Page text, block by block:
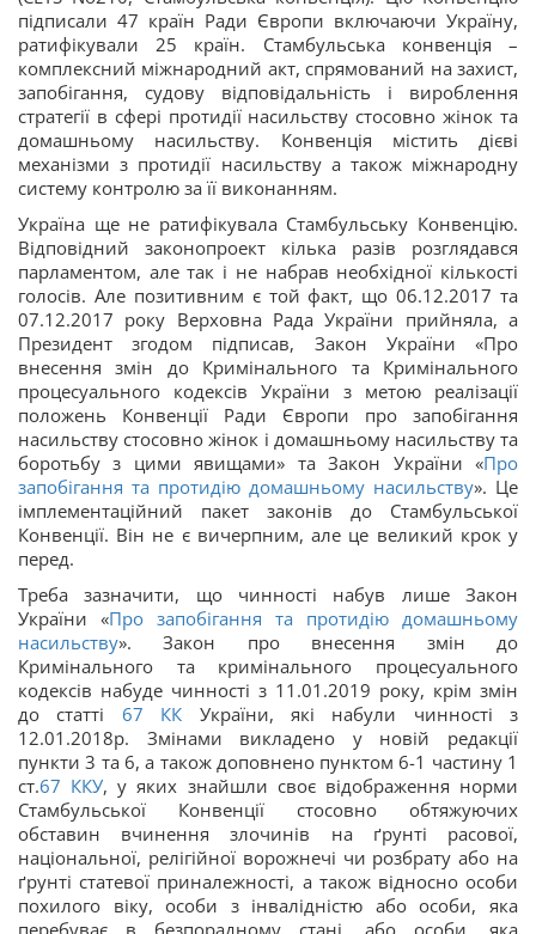
підписали 47 країн Ради Європи включаючи Україну,
ратифікували 25 країн. Стамбульська конвенція –
комплексний міжнародний акт, спрямований на захист,
запобігання, судову відповідальність і вироблення
стратегії в сфері протидії насильству стосовно жінок та
домашньому насильству. Конвенція містить дієві
механізми з протидії насильству а також міжнародну
систему контролю за її виконанням.
Україна ще не ратифікувала Стамбульську Конвенцію.
Відповідний законопроект кілька разів розглядався
парламентом, але так і не набрав необхідної кількості
голосів. Але позитивним є той факт, що 06.12.2017 та
07.12.2017 року Верховна Рада України прийняла, а
Президент згодом підписав, Закон України «Про
внесення змін до Кримінального та Кримінального
процесуального кодексів України з метою реалізації
положень Конвенції Ради Європи про запобігання
насильству стосовно жінок і домашньому насильству та
боротьбу з цими явищами» та Закон України «Про
запобігання та протидію домашньому насильству». Це
імплементаційний пакет законів до Стамбульської
Конвенції. Він не є вичерпним, але це великий крок у
перед.
Треба зазначити, що чинності набув лише Закон
України «Про запобігання та протидію домашньому
насильству». Закон про внесення змін до
Кримінального та кримінального процесуального
кодексів набуде чинності з 11.01.2019 року, крім змін
до статті 67 КК України, які набули чинності з
12.01.2018р. Змінами викладено у новій редакції
пункти 3 та 6, а також доповнено пунктом 6-1 частину 1
ст.67 ККУ, у яких знайшли своє відображення норми
Стамбульської Конвенції стосовно обтяжуючих
обставин вчинення злочинів на ґрунті расової,
національної, релігійної ворожнечі чи розбрату або на
ґрунті статевої приналежності, а також відносно особи
похилого віку, особи з інвалідністю або особи, яка
перебуває в безпорадному стані, або особи, яка